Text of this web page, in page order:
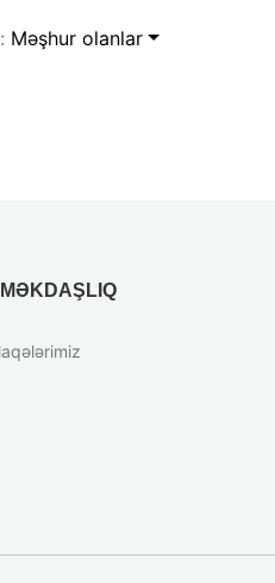
Məşhur olanlar